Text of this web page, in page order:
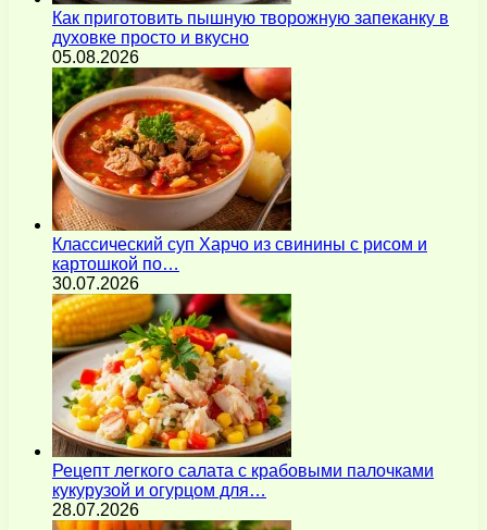
Как приготовить пышную творожную запеканку в
духовке просто и вкусно
05.08.2026
Классический суп Харчо из свинины с рисом и
картошкой по…
30.07.2026
Рецепт легкого салата с крабовыми палочками
кукурузой и огурцом для…
28.07.2026